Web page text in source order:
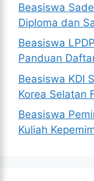
Beasiswa
Diploma dan
Beasiswa
Panduan
Beasiswa KDI
Korea Selatan
Beasiswa
Kuliah